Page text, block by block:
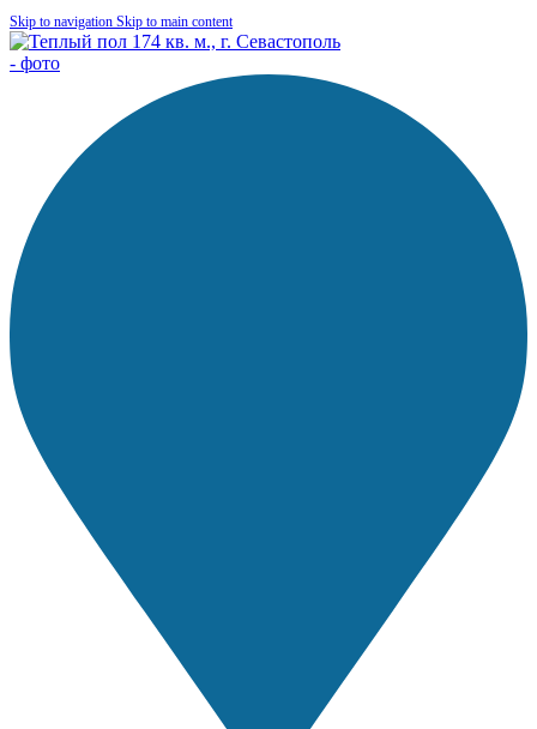
Skip to navigation Skip to main content